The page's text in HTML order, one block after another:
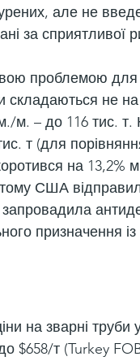
але не
за сприятливої
проблемою
складаються не
м. – до 116 тис.
т (для
на 13,2%
США
призначення
на зварні труби
$658/т (Turkey